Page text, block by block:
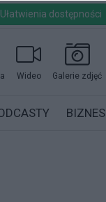
Ułatwienia dostępności
Wideo Galerie zdjęć
BIZNES